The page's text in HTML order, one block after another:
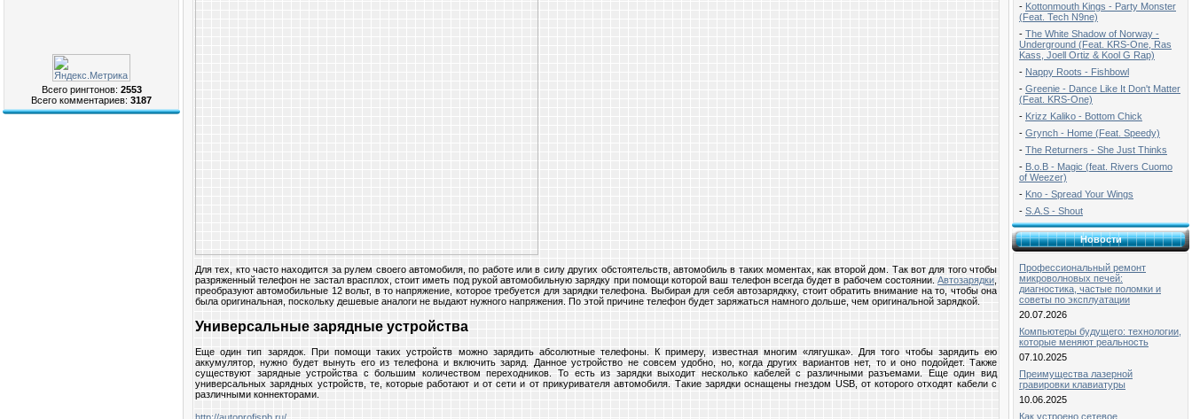
Всего рингтонов: 2553
Всего комментариев: 3187
Для тех, кто часто находится за рулем своего автомобиля, по работе или в силу других обстоятельств, автомобиль в таких моментах, как второй дом. Так вот для того чтобы
разряженный телефон не застал врасплох, стоит иметь под рукой автомобильную зарядку при помощи которой ваш телефон всегда будет в рабочем состоянии. Автозарядки
преобразуют автомобильные 12 вольт, в то напряжение, которое требуется для зарядки телефона. Выбирая для себя автозарядкку, стоит обратить внимание на то, чтобы она
была оригинальная, поскольку дешевые аналоги не выдают нужного напряжения. По этой причине телефон будет заряжаться намного дольше, чем оригинальной зарядкой.
Универсальные зарядные устройства
Еще один тип зарядок. При помощи таких устройств можно зарядить абсолютные телефоны. К примеру, известная многим «лягушка». Для того чтобы зарядить ею
аккумулятор, нужно будет вынуть его из телефона и включить заряд. Данное устройство не совсем удобно, но, когда других вариантов нет, то и оно подойдет. Также
существуют зарядные устройства с большим количеством переходников. То есть из зарядки выходит несколько кабелей с различными разъемами. Еще один вид
универсальных зарядных устройств, те, которые работают и от сети и от прикуривателя автомобиля. Такие зарядки оснащены гнездом USB, от которого отходят кабели с
различными коннекторами.
http://autoprofispb.ru/
- Kottonmouth Kings - Party Monster
(Feat. Tech N9ne)
- The White Shadow of Norway -
Underground (Feat. KRS-One, Ras
Kass, Joell Ortiz & Kool G Rap)
- Nappy Roots - Fishbowl
- Greenie - Dance Like It Don't Matter
(Feat. KRS-One)
- Krizz Kaliko - Bottom Chick
- Grynch - Home (Feat. Speedy)
- The Returners - She Just Thinks
- B.o.B - Magic (feat. Rivers Cuomo
of Weezer)
- Kno - Spread Your Wings
- S.A.S - Shout
Новости
Профессиональный ремонт
микроволновых печей:
диагностика, частые поломки и
советы по эксплуатации
20.07.2026
Компьютеры будущего: технологии,
которые меняют реальность
07.10.2025
Преимущества лазерной
гравировки клавиатуры
10.06.2025
Как устроено сетевое